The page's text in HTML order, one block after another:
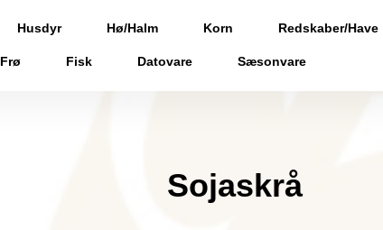
Husdyr Hø/Halm Korn Redskaber/Have
Frø Fisk Datovare Sæsonvare
Sojaskrå